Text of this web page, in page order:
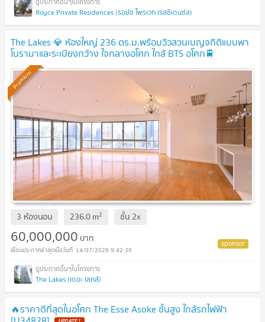
Royce Private Residences (รอย์ช ไพรเวท เรสซิเดนซ์ส)
The Lakes 💎 ห้องใหญ่ 236 ตร.ม.พร้อมวิวสวนเบญจกิติแบบพา
โนรามาและระเบียงกว้าง ใจกลางอโศก ใกล้ BTS อโศก🚆
Premium
3 ห้องนอน 236.0m2 ชั้น 2x
60,000,000 บาท
14/07/2026 9:42:30
The Lakes (เดอะ เลคส์)
🔥ราคาดีที่สุดในอโศก The Esse Asoke ชั้นสูง ใกล้รถไฟฟ้า